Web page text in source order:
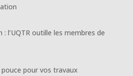
l’UQTR outille les membres de
pouce pour vos travaux